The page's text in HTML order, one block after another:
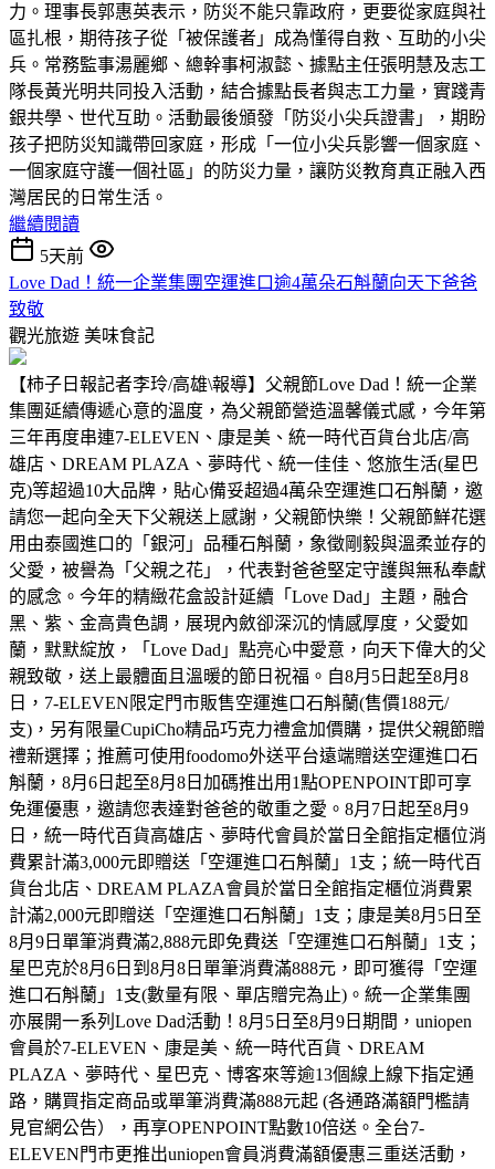
力。理事長郭惠英表示，防災不能只靠政府，更要從家庭與社
區扎根，期待孩子從「被保護者」成為懂得自救、互助的小尖
兵。常務監事湯麗鄉、總幹事柯淑懿、據點主任張明慧及志工
隊長黃光明共同投入活動，結合據點長者與志工力量，實踐青
銀共學、世代互助。活動最後頒發「防災小尖兵證書」，期盼
孩子把防災知識帶回家庭，形成「一位小尖兵影響一個家庭、
一個家庭守護一個社區」的防災力量，讓防災教育真正融入西
灣居民的日常生活。
繼續閱讀
5天前
Love Dad！統一企業集團空運進口逾4萬朵石斛蘭向天下爸爸
致敬
觀光旅遊 美味食記
【柿子日報記者李玲/高雄\報導】父親節Love Dad！統一企業
集團延續傳遞心意的溫度，為父親節營造溫馨儀式感，今年第
三年再度串連7-ELEVEN、康是美、統一時代百貨台北店/高
雄店、DREAM PLAZA、夢時代、統一佳佳、悠旅生活(星巴
克)等超過10大品牌，貼心備妥超過4萬朵空運進口石斛蘭，邀
請您一起向全天下父親送上感謝，父親節快樂！父親節鮮花選
用由泰國進口的「銀河」品種石斛蘭，象徵剛毅與溫柔並存的
父愛，被譽為「父親之花」，代表對爸爸堅定守護與無私奉獻
的感念。今年的精緻花盒設計延續「Love Dad」主題，融合
黑、紫、金高貴色調，展現內斂卻深沉的情感厚度，父愛如
蘭，默默綻放，「Love Dad」點亮心中愛意，向天下偉大的父
親致敬，送上最體面且溫暖的節日祝福。自8月5日起至8月8
日，7-ELEVEN限定門市販售空運進口石斛蘭(售價188元/
支)，另有限量CupiCho精品巧克力禮盒加價購，提供父親節贈
禮新選擇；推薦可使用foodomo外送平台遠端贈送空運進口石
斛蘭，8月6日起至8月8日加碼推出用1點OPENPOINT即可享
免運優惠，邀請您表達對爸爸的敬重之愛。8月7日起至8月9
日，統一時代百貨高雄店、夢時代會員於當日全館指定櫃位消
費累計滿3,000元即贈送「空運進口石斛蘭」1支；統一時代百
貨台北店、DREAM PLAZA會員於當日全館指定櫃位消費累
計滿2,000元即贈送「空運進口石斛蘭」1支；康是美8月5日至
8月9日單筆消費滿2,888元即免費送「空運進口石斛蘭」1支；
星巴克於8月6日到8月8日單筆消費滿888元，即可獲得「空運
進口石斛蘭」1支(數量有限、單店贈完為止)。統一企業集團
亦展開一系列Love Dad活動！8月5日至8月9日期間，uniopen
會員於7-ELEVEN、康是美、統一時代百貨、DREAM
PLAZA、夢時代、星巴克、博客來等逾13個線上線下指定通
路，購買指定商品或單筆消費滿888元起 (各通路滿額門檻請
見官網公告），再享OPENPOINT點數10倍送。全台7-
ELEVEN門市更推出uniopen會員消費滿額優惠三重送活動，